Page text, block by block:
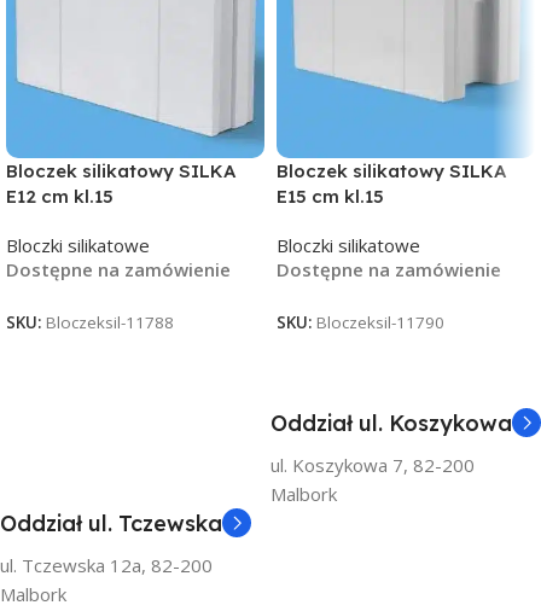
Bloczek silikatowy SILKA
E12 cm kl.15
Bloczki silikatowe
Dostępne na zamówienie
SKU: Bloczeksil-11788
Bloczek silikatowy SILKA
E15 cm kl.15
Bloczki silikatowe
Dostępne na zamówienie
SKU: Bloczeksil-11790
Oddział ul. Koszykowa
ul. Koszykowa 7, 82-200
Malbork
Oddział ul. Tczewska
ul. Tczewska 12a, 82-200
Malbork